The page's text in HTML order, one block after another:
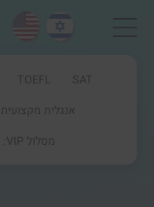
SAT
TOEFL
אנגלית מקצועית
מסלול VIP: קבלה ללימודים בחו''ל